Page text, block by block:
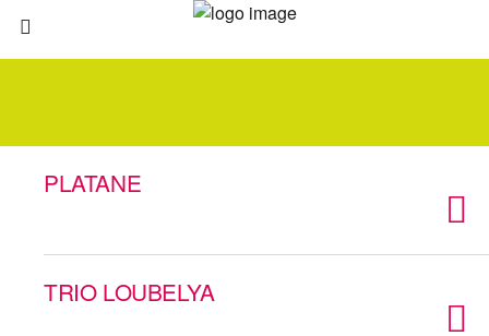
PLATANE
TRIO LOUBELYA